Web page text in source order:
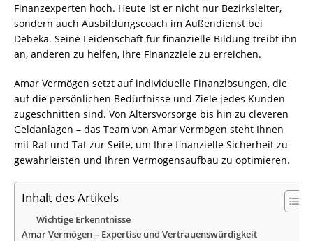
Finanzexperten hoch. Heute ist er nicht nur Bezirksleiter,
sondern auch Ausbildungscoach im Außendienst bei
Debeka. Seine Leidenschaft für finanzielle Bildung treibt ihn
an, anderen zu helfen, ihre Finanzziele zu erreichen.
Amar Vermögen setzt auf individuelle Finanzlösungen, die
auf die persönlichen Bedürfnisse und Ziele jedes Kunden
zugeschnitten sind. Von Altersvorsorge bis hin zu cleveren
Geldanlagen – das Team von Amar Vermögen steht Ihnen
mit Rat und Tat zur Seite, um Ihre finanzielle Sicherheit zu
gewährleisten und Ihren Vermögensaufbau zu optimieren.
Inhalt des Artikels
Wichtige Erkenntnisse
Amar Vermögen – Expertise und Vertrauenswürdigkeit